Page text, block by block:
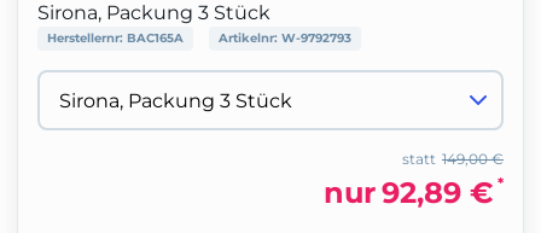
Sirona, Packung 3 Stück
Herstellernr: BAC165A Artikelnr: W-9792793
149,00 €
statt
nur92,89 € *